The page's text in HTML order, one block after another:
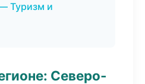
Туризм и
Северо-